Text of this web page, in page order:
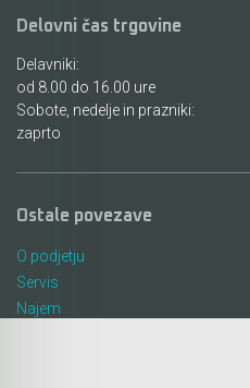
Delovni čas trgovine
Delavniki:
od 8.00 do 16.00 ure
Sobote, nedelje in prazniki:
zaprto
Ostale povezave
O podjetju
Servis
Najem